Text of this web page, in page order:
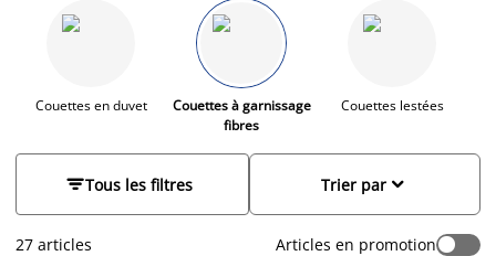
durant l'été, nos couettes synthétiques répondent à toutes
vos attentes. Grâce à leur composition soigneusement
élaborée, elles assurent un sommeil inégalable tout au long
de l'année. Nos couettes à garnissage synthétique, conçues
avec des matériaux de qualité, s'adaptent à votre température
corporelle, régulent l'humidité et permettent une excellente
ventilation.
Couettes en duvet
Couettes à garnissage
fibres
Couettes lestées
Tous les filtres 
Trier par
27 articles Articles en promotion